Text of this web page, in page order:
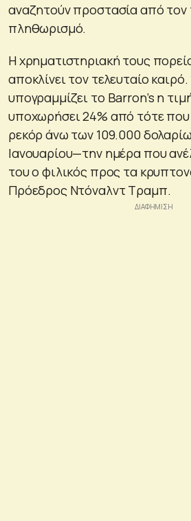
αναζητούν προστασία από τον
πληθωρισμό.
Η χρηματιστηριακή τους
αποκλίνει τον τελευταίο
υπογραμμίζει το Barron’s η
υποχωρήσει 24% από τότε
ρεκόρ άνω των 109.000
Ιανουαρίου—την ημέρα που
του ο φιλικός προς τα
Πρόεδρος Ντόναλντ Τραμπ.